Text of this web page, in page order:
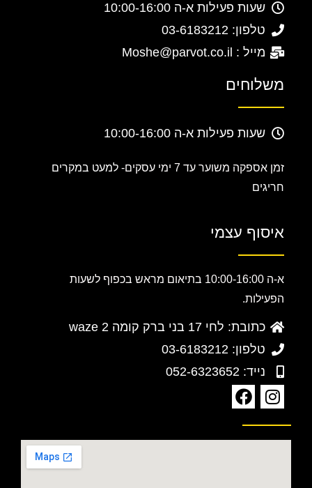
שעות פעילות א-ה 10:00-16:00
טלפון: 03-6183212
מייל : Moshe@parvot.co.il
משלוחים
שעות פעילות א-ה 10:00-16:00
זמן אספקה משוער עד 7 ימי עסקים-
למעט במקרים
חריגים
איסוף עצמי
א-ה 10:00-16:00 בתיאום מראש בכפוף לשעות
הפעילות.
כתובת: לחי 17 בני ברק קומה 2 waze
טלפון: 03-6183212
נייד: 052-6323652